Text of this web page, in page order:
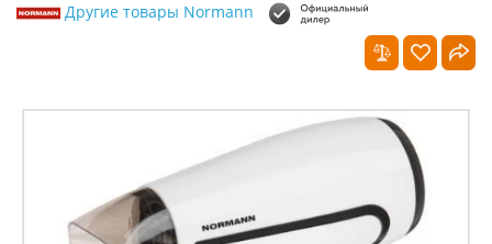
Другие товары Normann